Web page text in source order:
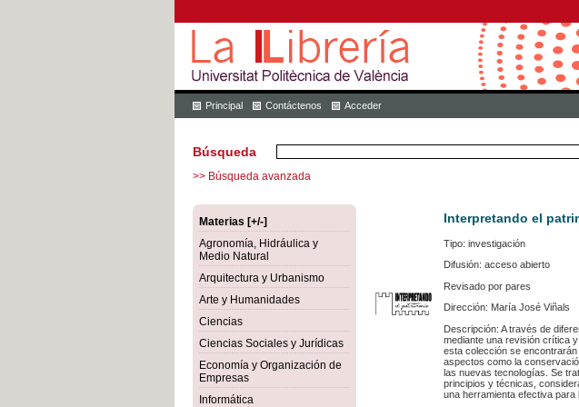
Principal Contáctenos Acceder
Búsqueda
>> Búsqueda avanzada
Materias [+/-]
Agronomía, Hidráulica y
Medio Natural
Arquitectura y Urbanismo
Arte y Humanidades
Ciencias
Ciencias Sociales y Jurídicas
Economía y Organización de
Empresas
Informática
Interpretando el
Tipo: investigación
Difusión: acceso abierto
Revisado por pares
Dirección: María José Viñals
Descripción: A través de
mediante una revisión crítica
esta colección se
aspectos como la
las nuevas tecnologías. Se
principios y técnicas,
una herramienta efectiva para